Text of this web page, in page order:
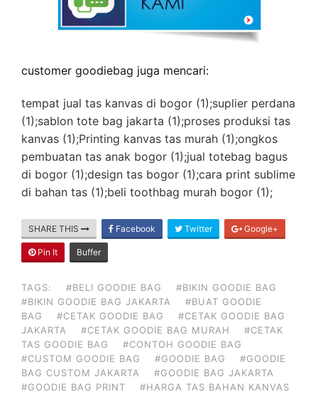
customer goodiebag juga mencari:
tempat jual tas kanvas di bogor (1);suplier perdana
(1);sablon tote bag jakarta (1);proses produksi tas
kanvas (1);Printing kanvas tas murah (1);ongkos
pembuatan tas anak bogor (1);jual totebag bagus
di bogor (1);design tas bogor (1);cara print sublime
di bahan tas (1);beli toothbag murah bogor (1);
SHARE THIS Facebook Twitter Google+
Pin It Buffer
TAGS: #BELI GOODIE BAG
#BIKIN GOODIE BAG
#BIKIN GOODIE BAG JAKARTA
#BUAT GOODIE
BAG
#CETAK GOODIE BAG
#CETAK GOODIE BAG
JAKARTA
#CETAK GOODIE BAG MURAH
#CETAK
TAS GOODIE BAG
#CONTOH GOODIE BAG
#CUSTOM GOODIE BAG
#GOODIE BAG
#GOODIE
BAG CUSTOM JAKARTA
#GOODIE BAG JAKARTA
#GOODIE BAG PRINT
#HARGA TAS BAHAN KANVAS